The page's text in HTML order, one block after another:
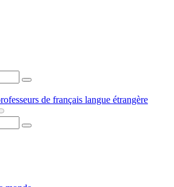
de français langue étrangère